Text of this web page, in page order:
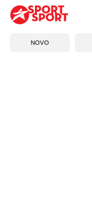
NOVO